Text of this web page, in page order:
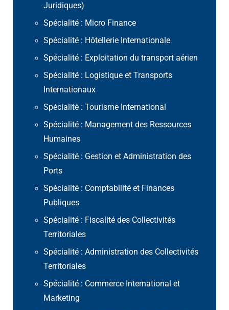
Juridiques)
Spécialité : Micro Finance
Spécialité : Hôtellerie Internationale
Spécialité : Exploitation du transport aérien
Spécialité : Logistique et Transports
Internationaux
Spécialité : Tourisme International
Spécialité : Management des Ressources
Humaines
Spécialité : Gestion et Administration des
Ports
Spécialité : Comptabilité et Finances
Publiques
Spécialité : Fiscalité des Collectivités
Territoriales
Spécialité : Administration des Collectivités
Territoriales
Spécialité : Commerce International et
Marketing